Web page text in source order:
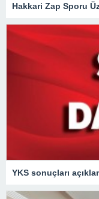
Hakkari Zap Sporu
YKS sonuçları